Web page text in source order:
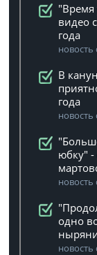
"Время
видео
года
новость
В
года
новость
юбку"
новость
одно
новость